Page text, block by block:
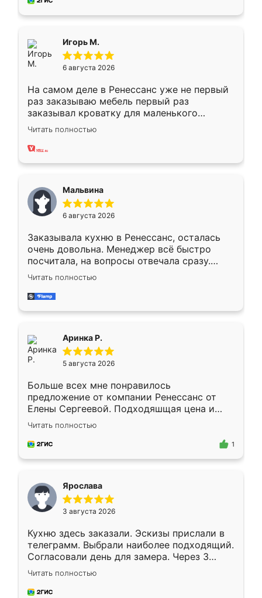
Игорь М.
6 августа 2026
На самом деле в Ренессанс уже не первый
раз заказываю мебель первый раз
заказывал кроватку для маленького
ребёнка при его рождении ,во второй раз
заказал шкаф-купе. По качеству очень
хорошее сборка достаточно быстрая,
меньше, здесь же он более разнообразный.
Мне нравится ,если что-то потребуется из
мебели буду заказывать только здесь.
Читать полностью
Мальвина
6 августа 2026
Заказывала кухню в Ренессанс, осталась
очень довольна. Менеджер всё быстро
посчитала, на вопросы отвечала сразу.
Замерщик приехал в субботу, подошёл к
делу со всей ответственностью. Собрали
за день, ребята работали аккуратно, даже
Читать полностью
Аринка Р.
5 августа 2026
Больше всех мне понравилось
предложение от компании Ренессанс от
Елены Сергеевой. Подходяшщая цена и
короткие сроки изготовления. Приехавший
для замера сотрудник Владислав
предложил по моему эскизу самый
Читать полностью
1
Ярослава
3 августа 2026
Кухню здесь заказали. Эскизы прислали в
телеграмм. Выбрали наиболее подходящий.
Согласовали день для замера. Через 3
недели кухня была уже готова. Остались
довольны работой. Спасибо Ренессанс
мебель за качественную работу!
Читать полностью